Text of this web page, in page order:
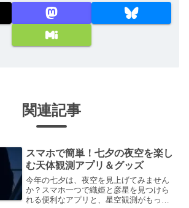
関連記事
スマホで簡単！七夕の夜空を楽し
む天体観測アプリ＆グッズ
今年の七夕は、夜空を見上げてみません
か？スマホ一つで織姫と彦星を見つけら
れる便利なアプリと、星空観測がもっと